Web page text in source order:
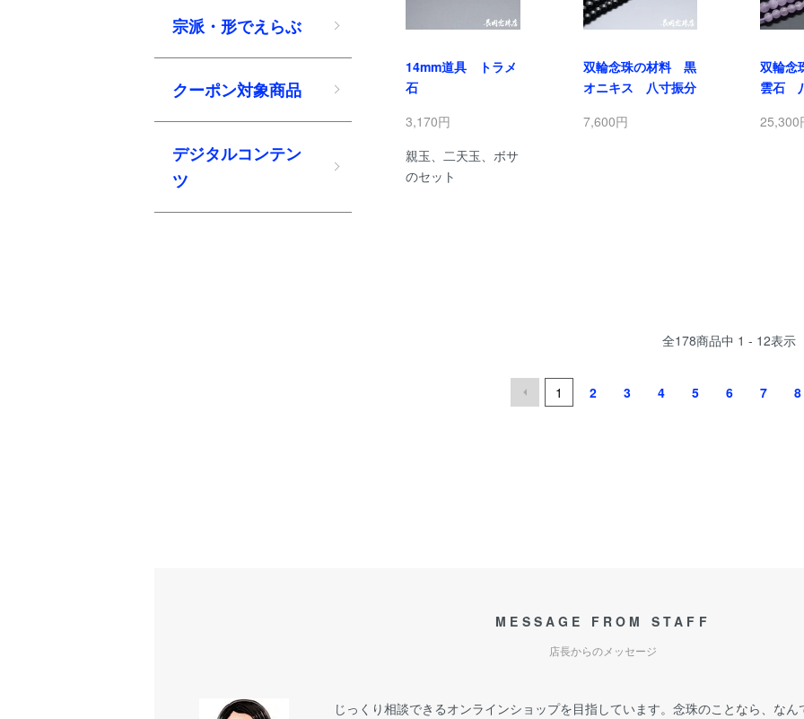
14mm道具 トラメ
石
3,170円
親玉、二天玉、ボサ
のセット
双輪念珠の材料 黒
オニキス 八寸振分
7,600円
双輪
雲石
25,300
全178商品中 1 - 12表示
1 2 3 4 5 6 7 8
宗派・形でえらぶ
クーポン対象商品
デジタルコンテン
ツ
MESSAGE FROM STAFF
店長からのメッセージ
じっくり相談できるオンラインショップを目指しています。念珠のことなら、なん